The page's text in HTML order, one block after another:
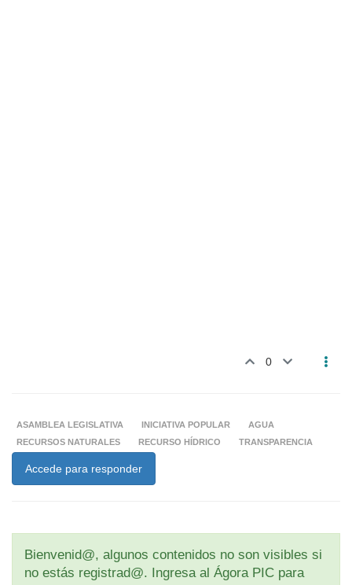
0
ASAMBLEA LEGISLATIVA INICIATIVA POPULAR
AGUA
RECURSOS NATURALES
RECURSO HÍDRICO TRANSPARENCIA
Accede para responder
Bienvenid@, algunos contenidos no son visibles si
no estás registrad@. Ingresa al Ágora PIC para